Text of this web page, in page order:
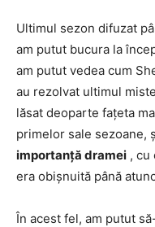
Ultimul sezon difuzat
am putut bucura la
am putut vedea cum
au rezolvat ultimul
lăsat deoparte fațeta
primelor sale sezoane,
importanță dramei , cu
era obișnuită până
În acest fel, am putut